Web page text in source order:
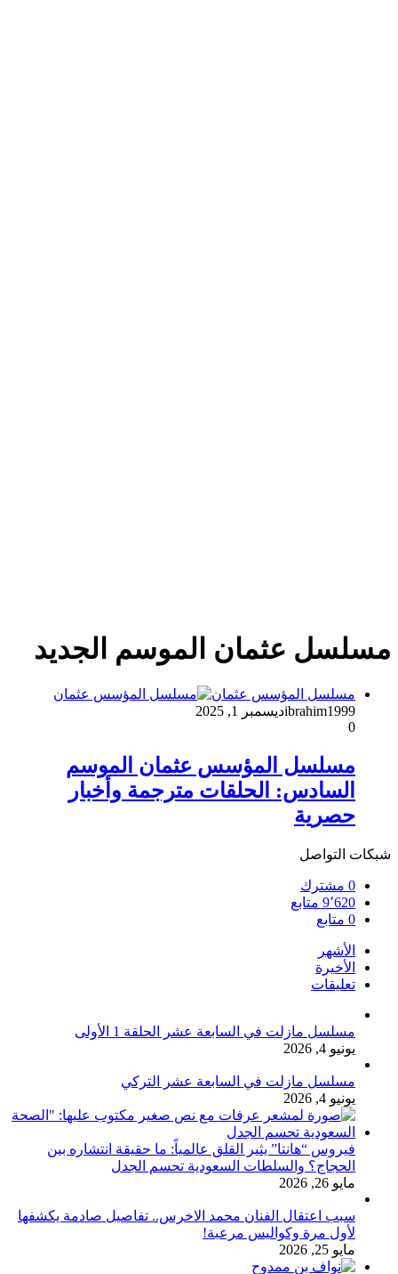
مسلسل عثمان الموسم الجديد
مسلسل المؤسس عثمان
ibrahim1999ديسمبر 1, 2025
0
مسلسل المؤسس عثمان الموسم
السادس: الحلقات مترجمة وأخبار
حصرية
شبكات التواصل
0 مشترك
9٬620 متابع
0 متابع
الأشهر
الأخيرة
تعليقات
مسلسل مازلت في السابعة عشر الحلقة 1 الأولى
يونيو 4, 2026
مسلسل مازلت في السابعة عشر التركي
يونيو 4, 2026
فيروس “هانتا” يثير القلق عالمياً: ما حقيقة انتشاره بين
الحجاج؟ والسلطات السعودية تحسم الجدل
مايو 26, 2026
سبب اعتقال الفنان محمد الاخرس.. تفاصيل صادمة يكشفها
لأول مرة وكواليس مرعبة!
مايو 25, 2026